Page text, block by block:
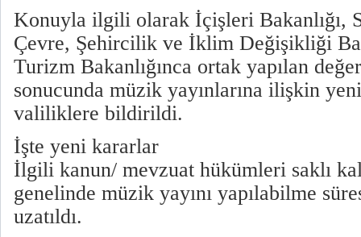
Konuyla ilgili olarak İçişleri Bakanlığı,
Çevre, Şehircilik ve İklim Değişikliği
Turizm Bakanlığınca ortak yapılan
sonucunda müzik yayınlarına ilişkin
valiliklere bildirildi.
İşte yeni kararlar
İlgili kanun/ mevzuat hükümleri saklı
genelinde müzik yayını yapılabilme
uzatıldı.